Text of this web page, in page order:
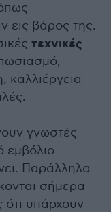
εις βάρος της.
τεχνικές
καλλιέργεια
γνωστές
εμβόλιο
Παράλληλα
σήμερα
ότι υπάρχουν